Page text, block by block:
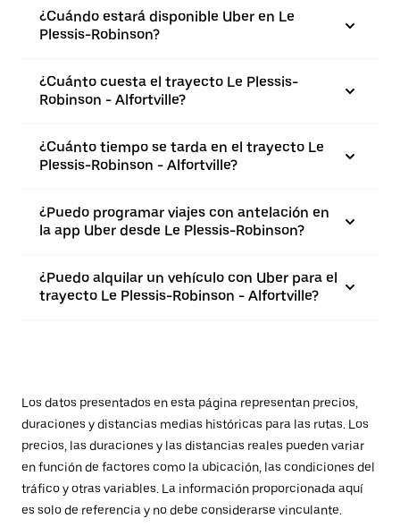
¿Cuándo estará disponible Uber en Le
Plessis-Robinson?
¿Cuánto cuesta el trayecto Le Plessis-
Robinson - Alfortville?
¿Cuánto tiempo se tarda en el trayecto Le
Plessis-Robinson - Alfortville?
¿Puedo programar viajes con antelación en
la app Uber desde Le Plessis-Robinson?
¿Puedo alquilar un vehículo con Uber para el
trayecto Le Plessis-Robinson - Alfortville?
Los datos presentados en esta página representan precios,
duraciones y distancias medias históricas para las rutas. Los
precios, las duraciones y las distancias reales pueden variar
en función de factores como la ubicación, las condiciones del
tráfico y otras variables. La información proporcionada aquí
es solo de referencia y no debe considerarse vinculante.